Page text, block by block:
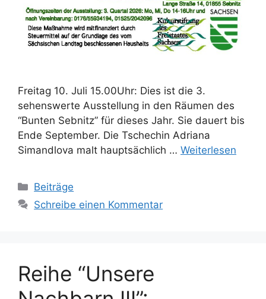
Freitag 10. Juli 15.00Uhr: Dies ist die 3.
sehenswerte Ausstellung in den Räumen des
“Bunten Sebnitz” für dieses Jahr. Sie dauert bis
Ende September. Die Tschechin Adriana
Simandlova malt hauptsächlich … Weiterlesen
Kategorien
Beiträge
Schreibe einen Kommentar
Reihe “Unsere